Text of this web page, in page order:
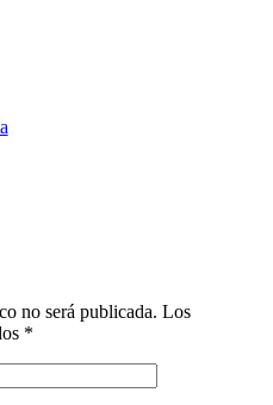
no será publicada. Los
*